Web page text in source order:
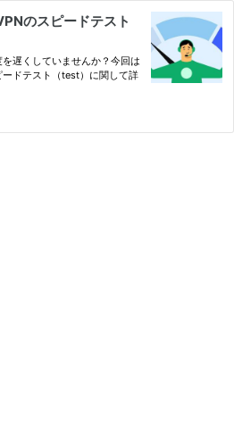
のスピードテスト
遅くしていませんか？今回は
ドテスト（test）に関して詳